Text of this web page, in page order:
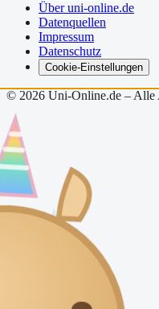
Über uni-online.de
Datenquellen
Impressum
Datenschutz
Cookie-Einstellungen
© 2026 Uni-Online.de – Alle